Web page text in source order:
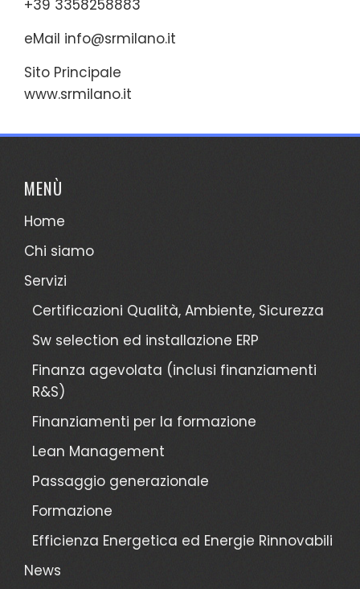
+39 3358258883
eMail info@srmilano.it
Sito Principale
www.srmilano.it
MENÙ
Home
Chi siamo
Servizi
Certificazioni Qualità, Ambiente, Sicurezza
Sw selection ed installazione ERP
Finanza agevolata (inclusi finanziamenti
R&S)
Finanziamenti per la formazione
Lean Management
Passaggio generazionale
Formazione
Efficienza Energetica ed Energie Rinnovabili
News